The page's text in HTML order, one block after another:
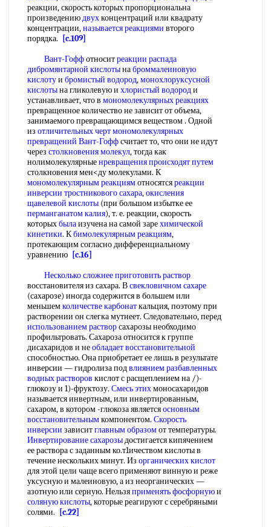
реакции, скорость которых пропорциональна
произведениюдвухконцентраций или квадрату
концентрации,называется реакциями второго
порядка.
[c.109]
Вант-Гоффотноситреакции распада
дибромянтарной кислотынаброммалеиновую
кислотуи бромистый водород,монохлоруксусной
кислотына гликолевую и хлористый водороди
устанавливает, что в мономолекулярных реакциях
превращенное количество не зависит от объема,
занимаемого превращающимся веществом . Одной
из отличительных чертмономолекулярных
превращений Вант-Гоффсчитает то, что они не идут
через столкновения молекул, тогда как
нолимолекулярныенревращенияпроисходят путем
столкновения мен<ду молекулами. К
мономолекулярным реакциямотносятсяреакции
инверсии тростникового сахара,окисления
щавелевой кислоты (при большом избытке ее
перманганатом калия), т. е. реакции, скорость
которыхбылаизучена на самой зарехимической
кинетики. Кбимолекулярным реакциям,
протекающим согласно дифференциальному
уравнению [c.16]
Несколько сложнееприготовить раствор
восстановителя из сахара. Всвекловичном сахаре
(сахарозе) иногда содержится в большем или
меньшемколичестве карбонаткальция, поэтому при
растворении он слегка мутнеет. Следовательно, перед
использованием растворсахарозы необходимо
профильтровать. Сахароза относится к группе
дисахаридов и необладает восстановительной
способностью. Она приобретает ее лишь в результате
инверсии — гидролиза подвлиянием разбавленных
водных растворов кислот с расщеплением на /)-
глюкозу и 1)-фруктозу. Смесь этихмоносахаридов
называется инвертным, или инвертированным,
сахаром, в котором -глюкоза являетсяосновным
восстановительнымкомпонентом. Скорость
инверсии зависитглавным образомот температуры.
Инвертирование сахарозыдостигается кипячением
ее раствора с заданным ко.т1ичеством кислоты в
течение нескольких минут. Из органических кислот
для этой цели чаще всего применяют винную и реже
уксусную и малеиновую, а из неорганических —
азотную или серную. Нельзяприменять фосфорнуюи
соляную кислоты, которые реагируют с серебряными
солями.
[c.22]